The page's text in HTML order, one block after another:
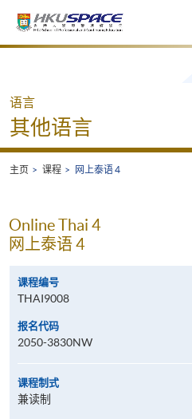
Main
语言
其他语言
主页 课程 网上泰语 4
Online Thai 4
网上泰语 4
课程编号
THAI9008
报名代码
2050-3830NW
课程制式
兼读制